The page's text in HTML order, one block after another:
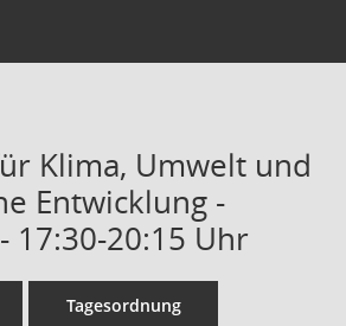
Klima, Umwelt und
Entwicklung -
17:30-20:15 Uhr
Tagesordnung